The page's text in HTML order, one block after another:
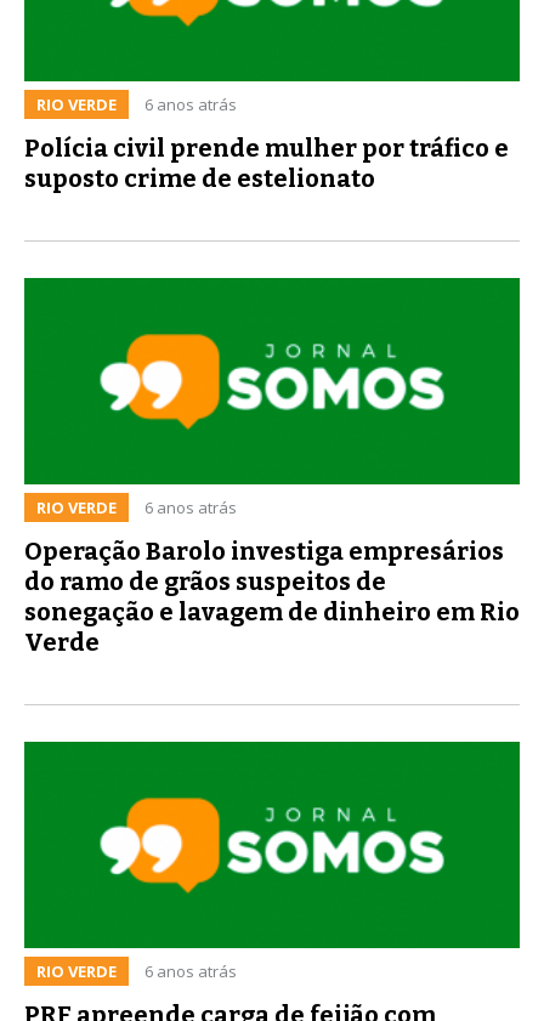
RIO VERDE 6 anos atrás
Polícia civil prende mulher por tráfico e
suposto crime de estelionato
RIO VERDE 6 anos atrás
Operação Barolo investiga empresários
do ramo de grãos suspeitos de
sonegação e lavagem de dinheiro em Rio
Verde
RIO VERDE 6 anos atrás
PRF apreende carga de feijão com